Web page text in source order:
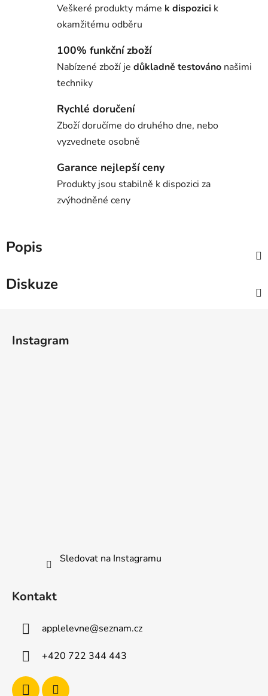
Veškeré produkty máme k dispozici k
okamžitému odběru
100% funkční zboží
Nabízené zboží je důkladně testováno našimi
techniky
Rychlé doručení
Zboží doručíme do druhého dne, nebo
vyzvednete osobně
Garance nejlepší ceny
Produkty jsou stabilně k dispozici za
zvýhodněné ceny
Popis
Diskuze
Instagram
Sledovat na Instagramu
Kontakt
applelevne@seznam.cz
+420 722 344 443